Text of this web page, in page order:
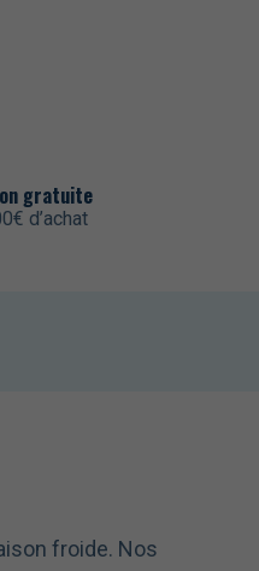
gratuite
d’achat
froide. Nos